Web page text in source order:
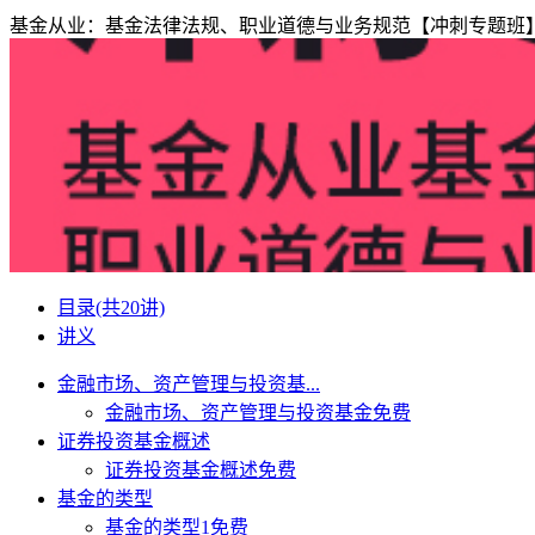
基金从业：基金法律法规、职业道德与业务规范【冲刺专题班
目录(共20讲)
讲义
金融市场、资产管理与投资基...
金融市场、资产管理与投资基金免费
证券投资基金概述
证券投资基金概述免费
基金的类型
基金的类型1 免费